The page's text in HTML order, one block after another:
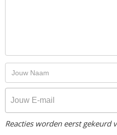
Reacties worden eerst gekeurd